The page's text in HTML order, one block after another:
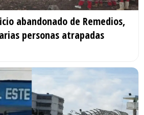
abandonado de Remedios,
personas atrapadas